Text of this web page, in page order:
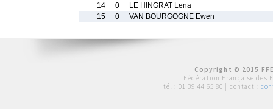
14
0
LE HINGRAT Lena
15
0 VAN BOURGOGNE Ewen
Copyright © 2015
Fédération Française des
tél : 01 39 44 65 80 | contact :